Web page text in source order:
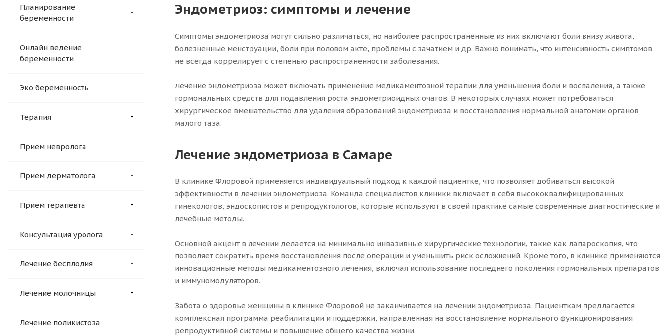
Планирование
беременности
Онлайн ведение
беременности
Эко беременность
Терапия
Прием невролога
Прием дерматолога
Прием терапевта
Консультация уролога
Лечение бесплодия
Лечение молочницы
Лечение поликистоза
Эндометриоз: симптомы и лечение
Симптомы эндометриоза могут сильно различаться, но наиболее распространённые из них включают боли внизу живота,
болезненные менструации, боли при половом акте, проблемы с зачатием и др. Важно понимать, что интенсивность симптомов
не всегда коррелирует с степенью распространённости заболевания.
Лечение эндометриоза может включать применение медикаментозной терапии для уменьшения боли и воспаления, а также
гормональных средств для подавления роста эндометриоидных очагов. В некоторых случаях может потребоваться
хирургическое вмешательство для удаления образований эндометриоза и восстановления нормальной анатомии органов
малого таза.
Лечение эндометриоза в Самаре
В клинике Флоровой применяется индивидуальный подход к каждой пациентке, что позволяет добиваться высокой
эффективности в лечении эндометриоза. Команда специалистов клиники включает в себя высококвалифицированных
гинекологов, эндоскопистов и репродуктологов, которые используют в своей практике самые современные диагностические и
лечебные методы.
Основной акцент в лечении делается на минимально инвазивные хирургические технологии, такие как лапароскопия, что
позволяет сократить время восстановления после операции и уменьшить риск осложнений. Кроме того, в клинике применяются
инновационные методы медикаментозного лечения, включая использование последнего поколения гормональных препаратов
и иммуномодуляторов.
Забота о здоровье женщины в клинике Флоровой не заканчивается на лечении эндометриоза. Пациенткам предлагается
комплексная программа реабилитации и поддержки, направленная на восстановление нормального функционирования
репродуктивной системы и повышение общего качества жизни.